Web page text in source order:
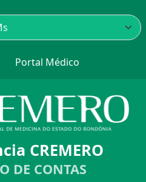
Portal Médico
CREMERO
DE CONTAS